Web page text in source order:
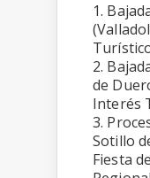
1.
2.
de
Interés
3.
Sotillo
Fiesta